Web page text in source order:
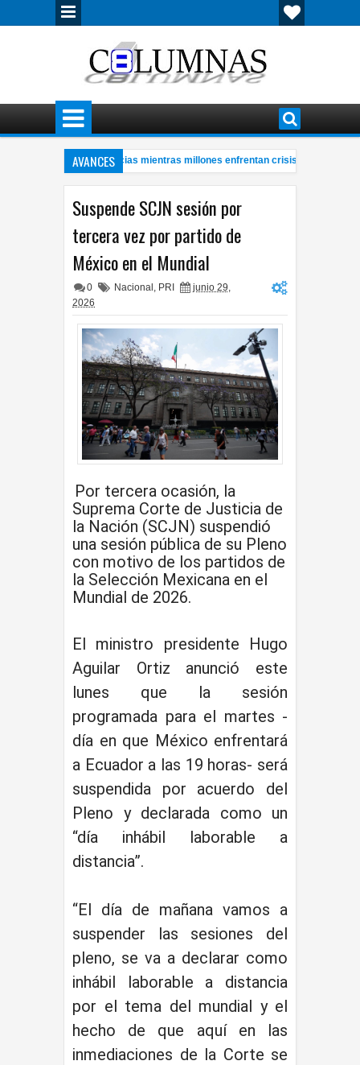
AVANCES
con millonarias ganancias mientras millones enfrentan crisis energética
Suspende SCJN sesión por
tercera vez por partido de
México en el Mundial
0 Nacional , PRI
junio 29,
2026
Por tercera ocasión, la
Suprema Corte de Justicia de
la Nación (SCJN) suspendió
una sesión pública de su Pleno
con motivo de los partidos de
la Selección Mexicana en el
Mundial de 2026.
El ministro presidente Hugo
Aguilar Ortiz anunció este
lunes que la sesión
programada para el martes -
día en que México enfrentará
a Ecuador a las 19 horas- será
suspendida por acuerdo del
Pleno y declarada como un
“día inhábil laborable a
distancia”.
“El día de mañana vamos a
suspender las sesiones del
pleno, se va a declarar como
inhábil laborable a distancia
por el tema del mundial y el
hecho de que aquí en las
inmediaciones de la Corte se